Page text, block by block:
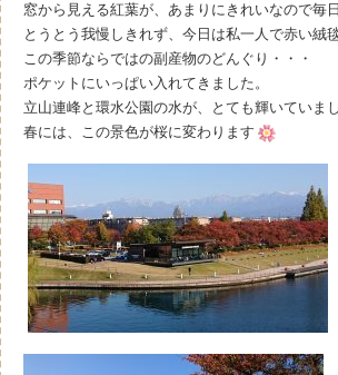
窓から見える紅葉が、あまりにきれいなので毎
とうとう我慢しきれず、今日は私一人で赤い絨
この季節ならではの副産物のどんぐり・・・
ポケットにいっぱい入れてきました。
立山連峰と環水公園の水が、とても輝いていまし
春には、この景色が桜に変わります